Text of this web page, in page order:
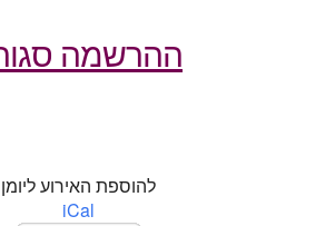
ההרשמה
להוספת האירוע ליומן
iCal